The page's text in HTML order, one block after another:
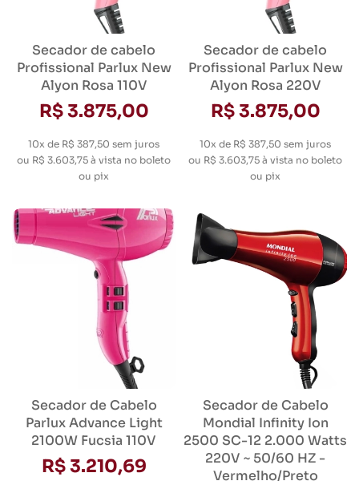
Secador de cabelo
Profissional Parlux New
Alyon Rosa 110V
R$ 3.875,00
10x de R$ 387,50 sem juros
ou R$ 3.603,75 à vista no boleto
ou pix
Secador de cabelo
Profissional Parlux New
Alyon Rosa 220V
R$ 3.875,00
10x de R$ 387,50 sem juros
ou R$ 3.603,75 à vista no boleto
ou pix
Secador de Cabelo
Parlux Advance Light
2100W Fucsia 110V
R$ 3.210,69
Secador de Cabelo
Mondial Infinity Ion
2500 SC-12 2.000 Watts
220V ~ 50/60 HZ -
Vermelho/Preto